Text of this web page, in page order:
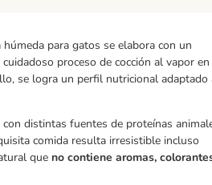
para gatos se elabora con un
proceso de cocción al vapor en
se logra un perfil nutricional adaptado
distintas fuentes de proteínas
comida resulta irresistible incluso
que no contiene aromas,